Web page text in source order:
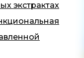
экстрактах